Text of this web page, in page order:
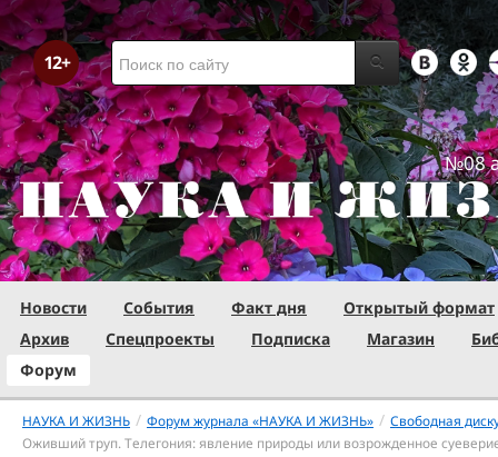
№08
Новости События Факт дня
Открытый формат
Архив
Спецпроекты Подписка Магазин
Форум
НАУКА И ЖИЗНЬ / Форум журнала «НАУКА И ЖИЗНЬ» / Свободная
Оживший труп. Телегония: явление природы или возрожденное